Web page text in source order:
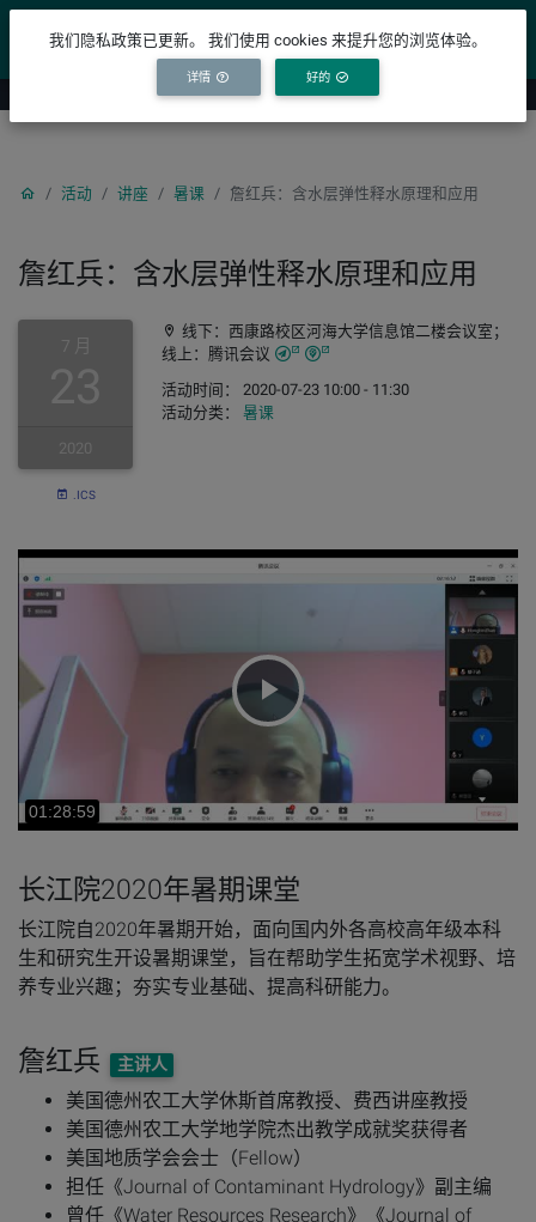
YICODE
活动 讲座 暑课 詹红兵：含水层弹性释水原理和应用
詹红兵：含水层弹性释水原理和应用
7 月
23
2020
.ICS
线下：西康路校区河海大学信息馆二楼会议室；
线上：腾讯会议
活动时间： 2020-07-23 10:00 - 11:30
活动分类：暑课
播
放
视
频
长江院2020年暑期课堂
长江院自2020年暑期开始，面向国内外各高校高年级本科
生和研究生开设暑期课堂，旨在帮助学生拓宽学术视野、培
养专业兴趣；夯实专业基础、提高科研能力。
詹红兵 主讲人
美国德州农工大学休斯首席教授、费西讲座教授
美国德州农工大学地学院杰出教学成就奖获得者
美国地质学会会士（Fellow）
担任《Journal of Contaminant Hydrology》副主编
曾任《Water Resources Research》《Journal of
我们隐私政策已更新。 我们使用 cookies 来提升您的浏览体验。
详情 好的